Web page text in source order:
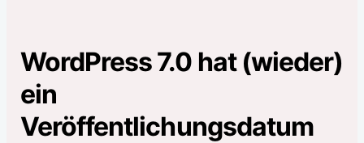
WordPress 7.0 hat (wieder)
ein
Veröffentlichungsdatum